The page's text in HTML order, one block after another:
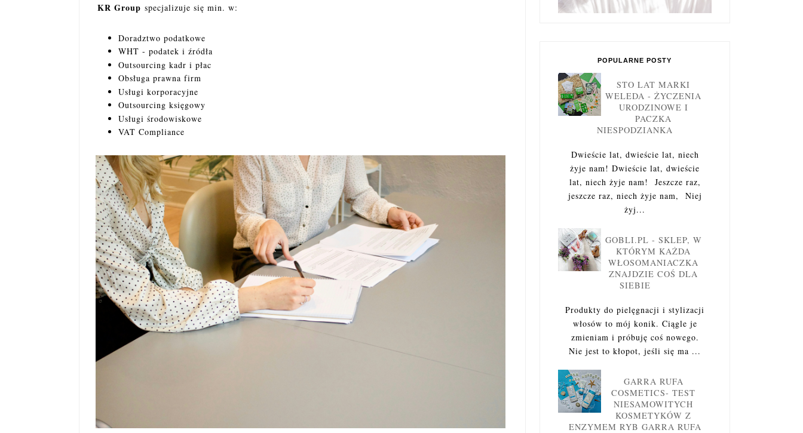
KR Group specjalizuje się min. w:
Doradztwo podatkowe
WHT - podatek i źródła
Outsourcing kadr i płac
Obsługa prawna firm
Usługi korporacyjne
Outsourcing księgowy
Usługi środowiskowe
VAT Compliance
POPULARNE POSTY
STO LAT MARKI
WELEDA - ŻYCZENIA
URODZINOWE I
PACZKA
NIESPODZIANKA
Dwieście lat, dwieście lat, niech
żyje nam! Dwieście lat, dwieście
lat, niech żyje nam! Jeszcze raz,
jeszcze raz, niech żyje nam, Niej
żyj...
GOBLI.PL - SKLEP, W
KTÓRYM KAŻDA
WŁOSOMANIACZKA
ZNAJDZIE COŚ DLA
SIEBIE
Produkty do pielęgnacji i stylizacji
włosów to mój konik. Ciągle je
zmieniam i próbuję coś nowego.
Nie jest to kłopot, jeśli się ma ...
GARRA RUFA
COSMETICS- TEST
NIESAMOWITYCH
KOSMETYKÓW Z
ENZYMEM RYB GARRA RUFA